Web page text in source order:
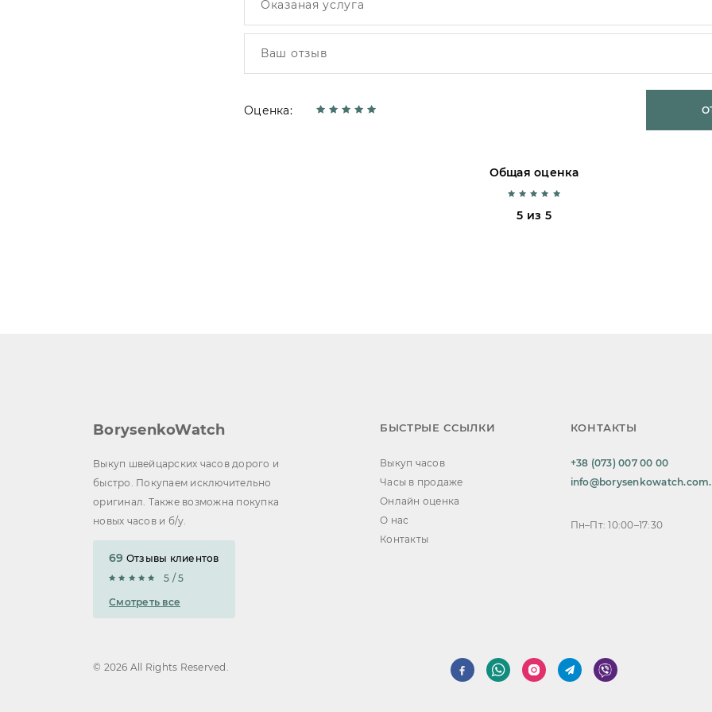
Оценка:
Общая оценка
5 из 5
BorysenkoWatch
Выкуп швейцарских часов дорого и
быстро. Покупаем исключительно
оригинал. Также возможна покупка
новых часов и б/у.
69 Отзывы клиентов
5 / 5
Смотреть все
БЫСТРЫЕ ССЫЛКИ
Выкуп часов
Часы в продаже
Онлайн оценка
О нас
Контакты
КОНТАКТЫ
+38 (073) 007 00 00
Пн–Пт: 10:00–17:30
© 2026 All Rights Reserved.